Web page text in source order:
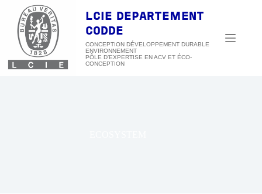
contenu
LCIE DEPARTEMENT
CODDE
CONCEPTION DÉVELOPPEMENT DURABLE
ENVIRONNEMENT